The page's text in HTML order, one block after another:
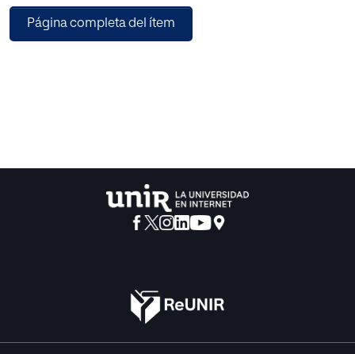
Ofrecer elservicio de enseñanza de técnicas alternativas
de ejercicios funcionales combinando
físico y mental íntegro, buena salud y
sentirse bien consigo mismo.
Página completa del ítem